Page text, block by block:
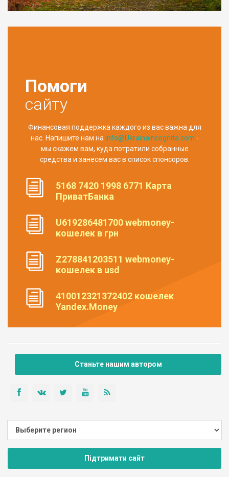
Помоги
сайту
Финансовая поддержка каждого из вас важна для
нас. Напишите нам на info@UkrainaIncognita.com -
мы скажем вам, куда потратили собранные
средства и занесем вас в список спонсоров.
5168 7420 1998 6771 Карта
ПриватБанка
U619286481700 webmoney-
кошелек в грн
Z278841203511 webmoney-
кошелек в usd
410012321372402 кошелек
Yandex.Money
Станьте нашим автором
Підтримати сайт